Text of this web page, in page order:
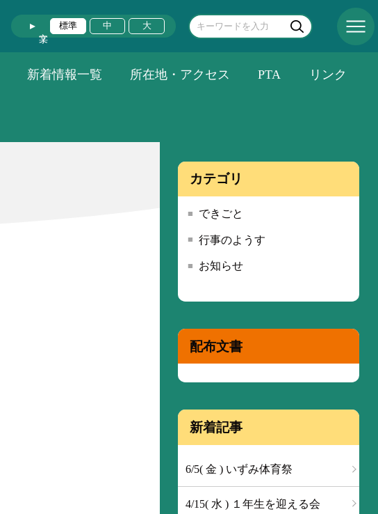
標準 中 大
新着情報一覧 所在地・アクセス PTA リンク
カテゴリ
できごと
行事のようす
お知らせ
配布文書
新着記事
6/5( 金 ) いずみ体育祭
4/15( 水 ) １年生を迎える会